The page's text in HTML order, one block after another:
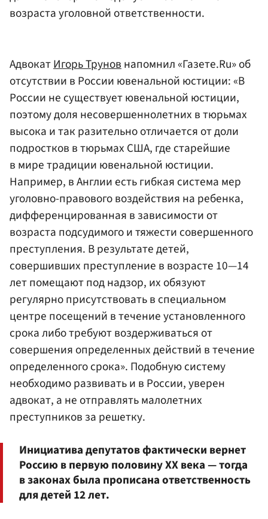
возраста уголовной ответственности.
АдвокатИгорь Труновнапомнил «Газете.Ru» об
отсутствии в России ювенальной юстиции: «В
России не существует ювенальной юстиции,
поэтому доля несовершеннолетних в тюрьмах
высока и так разительно отличается от доли
подростков в тюрьмах США, где старейшие
в мире традиции ювенальной юстиции.
Например, в Англии есть гибкая система мер
уголовно-правового воздействия на ребенка,
дифференцированная в зависимости от
возраста подсудимого и тяжести совершенного
преступления. В результате детей,
совершивших преступление в возрасте 10—14
лет помещают под надзор, их обязуют
регулярно присутствовать в специальном
центре посещений в течение установленного
срока либо требуют воздерживаться от
совершения определенных действий в течение
определенного срока». Подобную систему
необходимо развивать и в России, уверен
адвокат, а не отправлять малолетних
преступников за решетку.
Инициатива депутатов фактически вернет
Россию в первую половину XX века — тогда
в законах была прописана ответственность
для детей 12 лет.